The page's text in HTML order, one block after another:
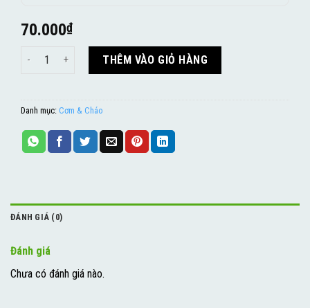
70.000₫
Cháo sò điệp số lượngTHÊM VÀO GIỎ HÀNG
Danh mục: Cơm & Cháo
ĐÁNH GIÁ (0)
Đánh giá
Chưa có đánh giá nào.